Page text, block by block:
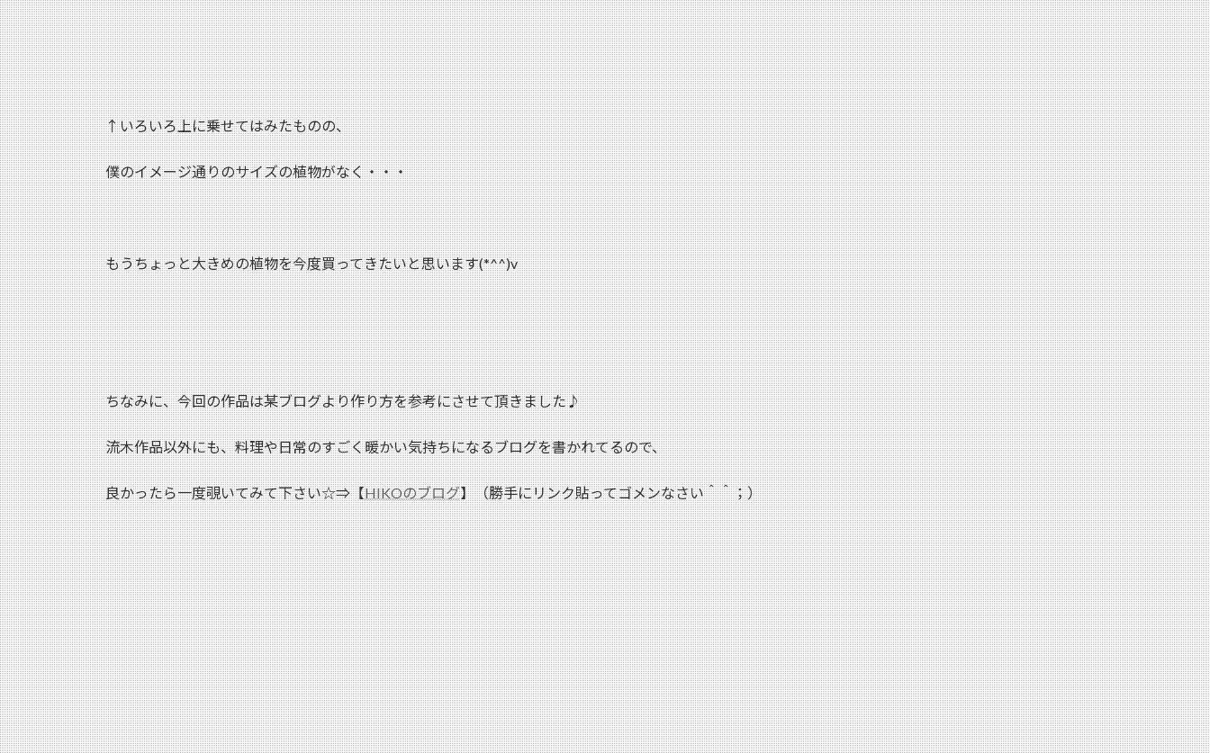
↑いろいろ上に乗せてはみたものの、
僕のイメージ通りのサイズの植物がなく・・・
もうちょっと大きめの植物を今度買ってきたいと思います(*^^)v
ちなみに、今回の作品は某ブログより作り方を参考にさせて頂きました♪
流木作品以外にも、料理や日常のすごく暖かい気持ちになるブログを書かれてるので、
良かったら一度覗いてみて下さい☆⇒【HIKOのブログ】（勝手にリンク貼ってゴメンなさい＾＾；）